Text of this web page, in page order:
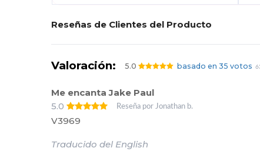
Reseñas de Clientes del Producto
Valoración: 5.0 basado en 35 votos
Me encanta Jake Paul
5.0
Reseña por Jonathan b.
V3969
Traducido del English